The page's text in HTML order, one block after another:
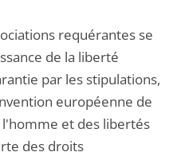
requérantes se
de la liberté
par les stipulations,
européenne de
et des libertés
des droits